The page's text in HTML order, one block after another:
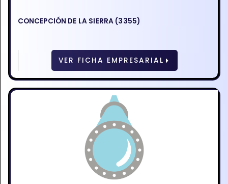
CONCEPCIÓN DE LA SIERRA (3355)
VER FICHA EMPRESARIAL